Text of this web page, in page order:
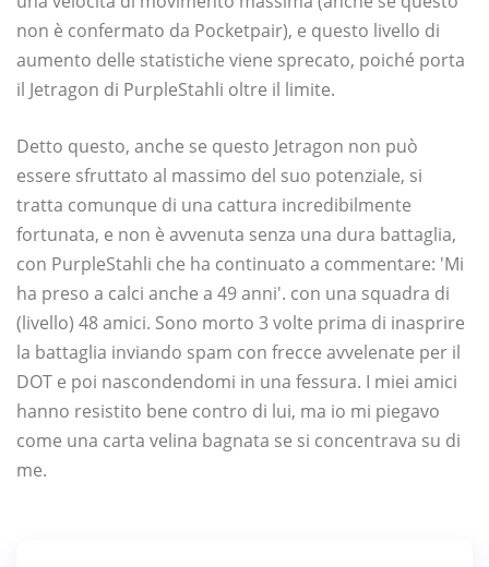
non è confermato da Pocketpair), e questo livello di
aumento delle statistiche viene sprecato, poiché porta
il Jetragon di PurpleStahli oltre il limite.
Detto questo, anche se questo Jetragon non può
essere sfruttato al massimo del suo potenziale, si
tratta comunque di una cattura incredibilmente
fortunata, e non è avvenuta senza una dura battaglia,
con PurpleStahli che ha continuato a commentare: 'Mi
ha preso a calci anche a 49 anni'. con una squadra di
(livello) 48 amici. Sono morto 3 volte prima di inasprire
la battaglia inviando spam con frecce avvelenate per il
DOT e poi nascondendomi in una fessura. I miei amici
hanno resistito bene contro di lui, ma io mi piegavo
come una carta velina bagnata se si concentrava su di
me.